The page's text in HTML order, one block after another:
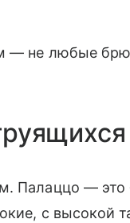
— не любые
Палаццо — это
с высокой